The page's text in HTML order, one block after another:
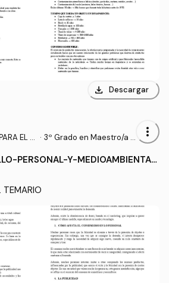
download Descargar
EL D
AMBIEN
· 3º Grado en Maestro/a d
more_vert
PERSONAL-Y-MEDIOAMBIENTAL.
TEMARIO